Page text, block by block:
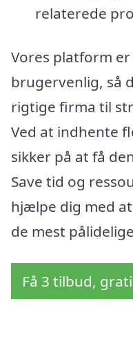
relaterede
Vores platform
brugervenlig, så
rigtige firma til
Ved at indhente
sikker på at få
Save tid og
hjælpe dig med
de mest
Få 3 tilbud,